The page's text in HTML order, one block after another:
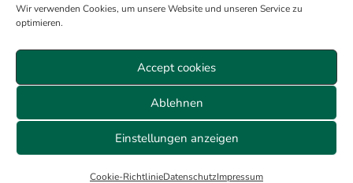
Wir verwenden Cookies, um unsere Website und unseren Service zu
optimieren.
Accept cookies
Ablehnen
Einstellungen anzeigen
Cookie-RichtlinieDatenschutzImpressum
Mitglied werden Anmelden Über uns
Sitemap
Veranstaltungen Wien
Datenschutz
Cookie-Richtlinie (EU)
Impressum
© 2026 ALLE RECHTE VORBEHALTEN